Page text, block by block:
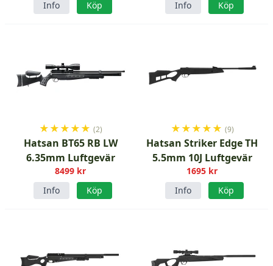
Info Köp Info Köp
★★★★★ (2)
Hatsan BT65 RB LW
6.35mm Luftgevär
8499 kr
Info
Köp
★★★★★ (9)
Hatsan Striker Edge TH
5.5mm 10J Luftgevär
1695 kr
Info
Köp